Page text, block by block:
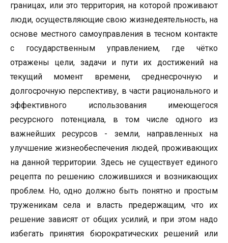
границах, или это территория, на которой проживают
люди, осуществляющие свою жизнедеятельность, на
основе местного самоуправления в тесном контакте
с государственным управлением, где чётко
отражены цели, задачи и пути их достижений на
текущий момент времени, среднесрочную и
долгосрочную перспективу, в части рационального и
эффективного использования имеющегося
ресурсного потенциала, в том числе одного из
важнейших ресурсов - земли, направленных на
улучшение жизнеобеспечения людей, проживающих
на данной территории. Здесь не существует единого
рецепта по решению сложившихся и возникающих
проблем. Но, одно должно быть понятно и простым
труженикам села и власть предержащим, что их
решение зависят от общих усилий, и при этом надо
избегать принятия бюрократических решений или